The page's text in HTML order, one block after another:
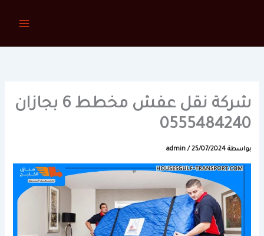
شركة نقل عفش مخطط 6 بجازان
0555484240
بواسطة admin/ 25/07/2024